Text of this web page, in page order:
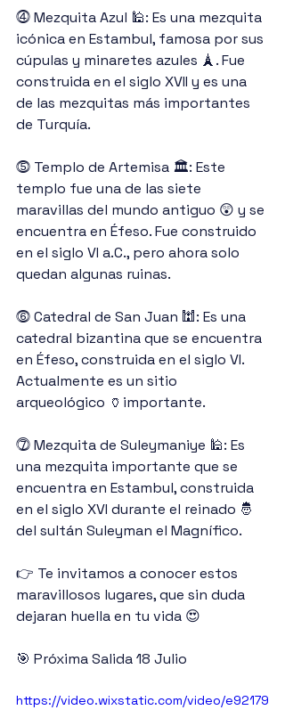
⓸ Mezquita Azul 🕌: Es una mezquita
icónica en Estambul, famosa por sus
cúpulas y minaretes azules 🗼. Fue
construida en el siglo XVII y es una
de las mezquitas más importantes
de Turquía.
⓹ Templo de Artemisa 🏛: Este
templo fue una de las siete
maravillas del mundo antiguo 😲 y se
encuentra en Éfeso. Fue construido
en el siglo VI a.C., pero ahora solo
quedan algunas ruinas.
⓺ Catedral de San Juan 🕍: Es una
catedral bizantina que se encuentra
en Éfeso, construida en el siglo VI.
Actualmente es un sitio
arqueológico 🏺importante.
⓻ Mezquita de Suleymaniye 🕌: Es
una mezquita importante que se
encuentra en Estambul, construida
en el siglo XVI durante el reinado 🤴
del sultán Suleyman el Magnífico.
👉 Te invitamos a conocer estos
maravillosos lugares, que sin duda
dejaran huella en tu vida 😍
🎯 Próxima Salida 18 Julio
https://video.wixstatic.com/video/e92179